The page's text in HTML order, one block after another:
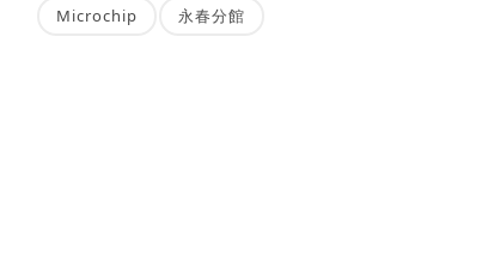
Microchip 永春分館